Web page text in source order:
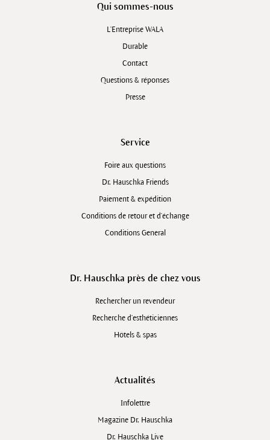
Qui sommes-nous
L'Entreprise WALA
Durable
Contact
Questions & réponses
Presse
Service
Foire aux questions
Dr. Hauschka Friends
Paiement & expédition
Conditions de retour et d'échange
Conditions General
Dr. Hauschka près de chez vous
Rechercher un revendeur
Recherche d’esthéticiennes
Hôtels & spas
Actualités
Infolettre
Magazine Dr. Hauschka
Dr. Hauschka Live